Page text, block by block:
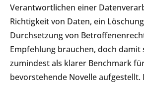
Verantwortlichen einer
Richtigkeit von Daten, ein
Durchsetzung von
Empfehlung brauchen, doch damit
zumindest als klarer Benchmark
bevorstehende Novelle aufgestellt.